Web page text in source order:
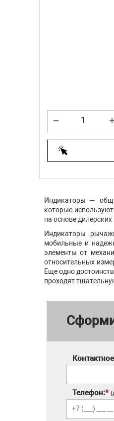
Индикаторы —
которые
на основе
Индикаторы
мобильные и
элементы от
относительных
Еще одно
проходят
Телефон:*